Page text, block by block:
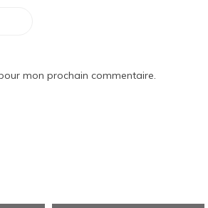
mon prochain commentaire.